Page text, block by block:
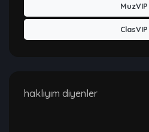
MuzVIP
ClasVIP
haklıyım diyenler